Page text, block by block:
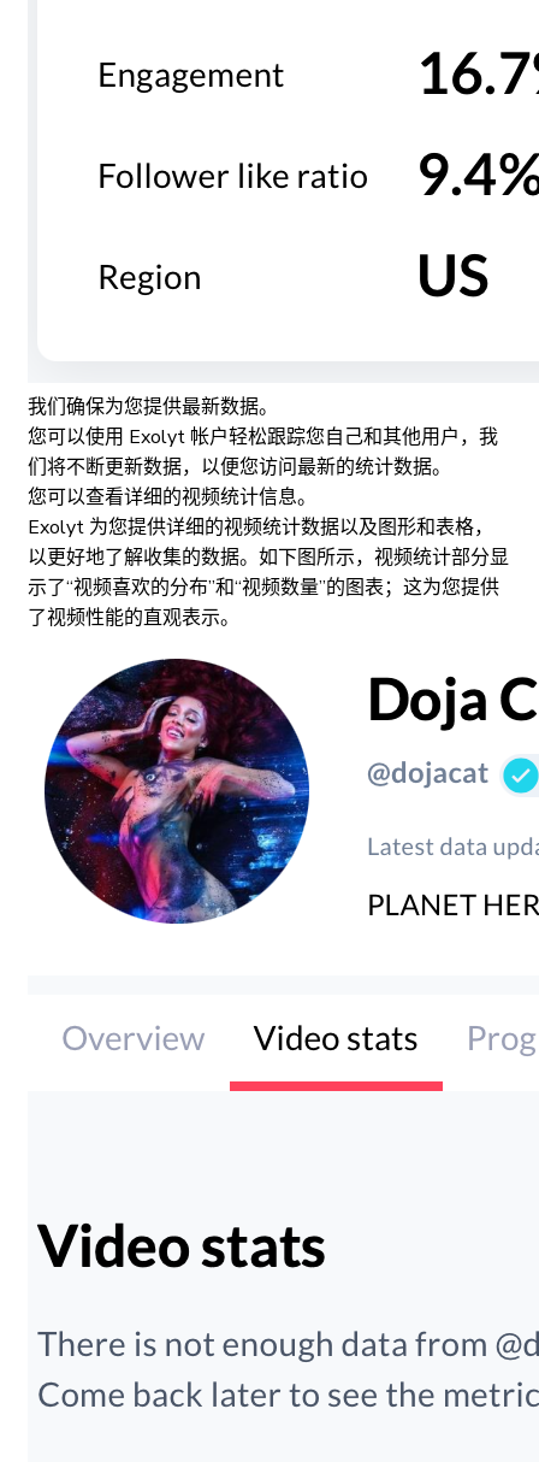
我们确保为您提供最新数据。
您可以使用 Exolyt 帐户轻松跟踪您自己和其他用户，我
们将不断更新数据，以便您访问最新的统计数据。
您可以查看详细的视频统计信息。
Exolyt 为您提供详细的视频统计数据以及图形和表格，
以更好地了解收集的数据。如下图所示，视频统计部分显
示了“视频喜欢的分布”和“视频数量”的图表；这为您提供
了视频性能的直观表示。